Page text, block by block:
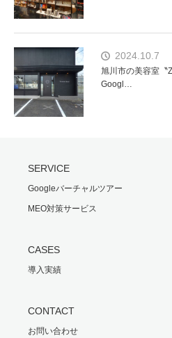
2024.10.7
旭川市の美容室〝
Googl…
SERVICE
Googleバーチャルツアー
MEO対策サービス
CASES
導入実績
CONTACT
お問い合わせ